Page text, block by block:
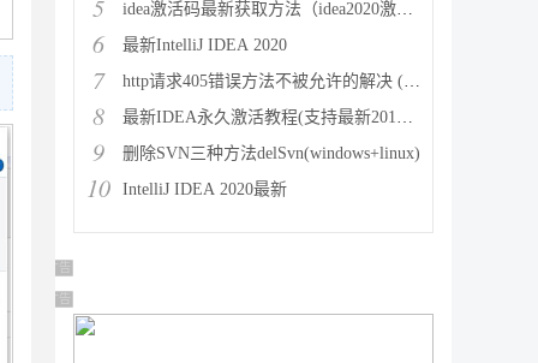
5 idea激活码最新获取方法（idea2020激活码汇总）
6 最新IntelliJ IDEA 2020
7 http请求405错误方法不被允许的解决 (Method n
8 最新IDEA永久激活教程(支持最新2019.2版本)
9 删除SVN三种方法delSvn(windows+linux)
10 IntelliJ IDEA 2020最新
广告 商业广告，理性选择
广告 商业广告，理性选择